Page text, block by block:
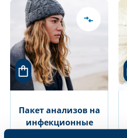
Пакет анализов на
инфекционные